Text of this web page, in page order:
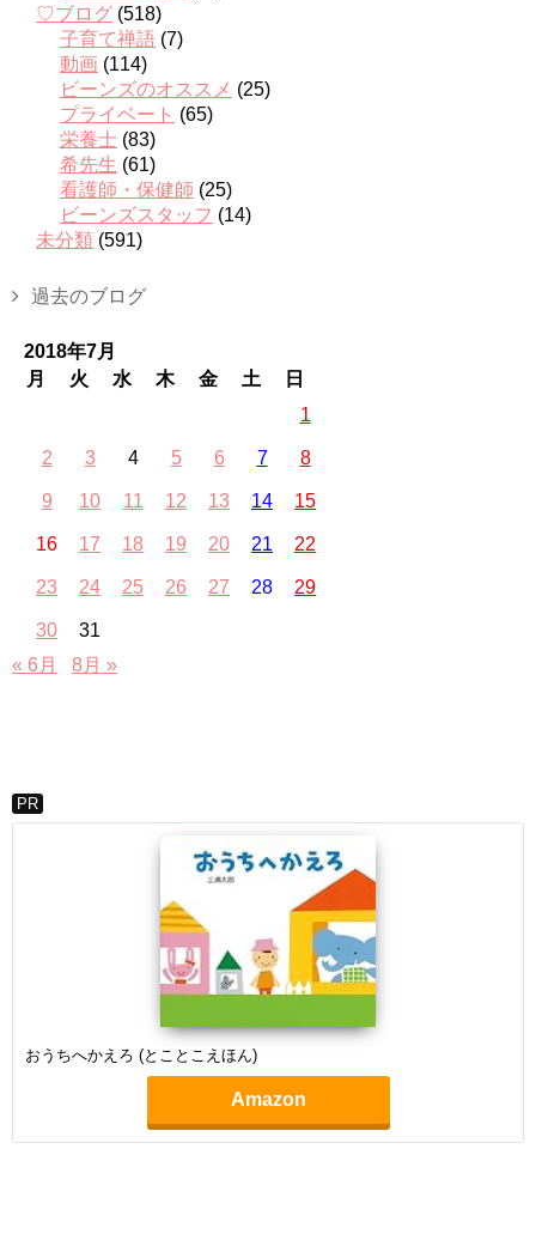
♡ブログ (518)
子育て禅語 (7)
動画 (114)
ビーンズのオススメ (25)
プライベート (65)
栄養士 (83)
希先生 (61)
看護師・保健師 (25)
ビーンズスタッフ (14)
未分類 (591)
過去のブログ
2018年7月
月
火 水 木 金 土
日
1
2 3 4 5 6 7 8
9 10 11 12 13 14 15
16 17 18 19 20 21 22
23 24 25 26 27 28 29
30
31
« 6月
8月 »
PR
おうちへかえろ (とことこえほん)
Amazon